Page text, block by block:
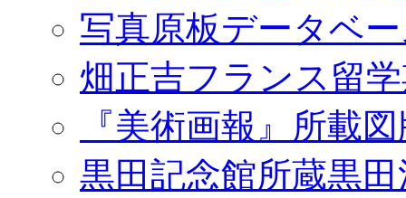
写真原板データベ
畑正吉フランス留
『美術画報』所載
黒田記念館所蔵黒